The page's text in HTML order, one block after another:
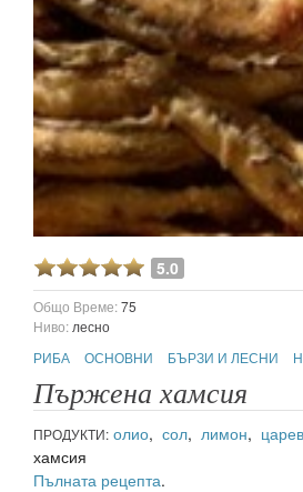
5.0
Общо Време:75
Ниво: лесно
РИБА
ОСНОВНИ БЪРЗИ И ЛЕСНИ
Пържена хамсия
ПРОДУКТИ: олио, сол, лимон,
хамсия
Пълната рецепта.